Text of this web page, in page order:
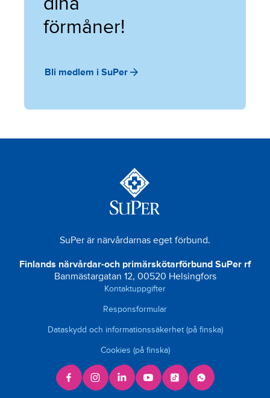
förmåner!
Bli medlem i SuPer
SuPer är närvårdarnas eget förbund.
Finlands närvårdar-och primärskötarförbund SuPer rf
Banmästargatan 12, 00520 Helsingfors
Kontaktuppgifter
Responsformular
Dataskydd och informationssäkerhet (på finska)
Cookies (på finska)